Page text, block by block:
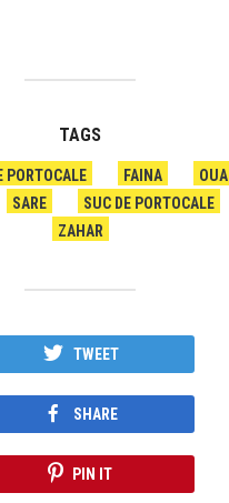
TAGS
PORTOCALE FAINA
OUA
SARE SUC DE PORTOCALE
ZAHAR
TWEET
SHARE
PIN IT